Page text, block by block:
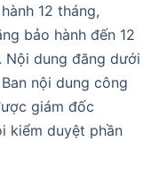
12 tháng,
bảo hành đến 12
Nội dung đăng dưới
nội dung công
giám đốc
kiểm duyệt phần